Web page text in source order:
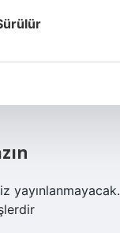
yayınlanmayacak.